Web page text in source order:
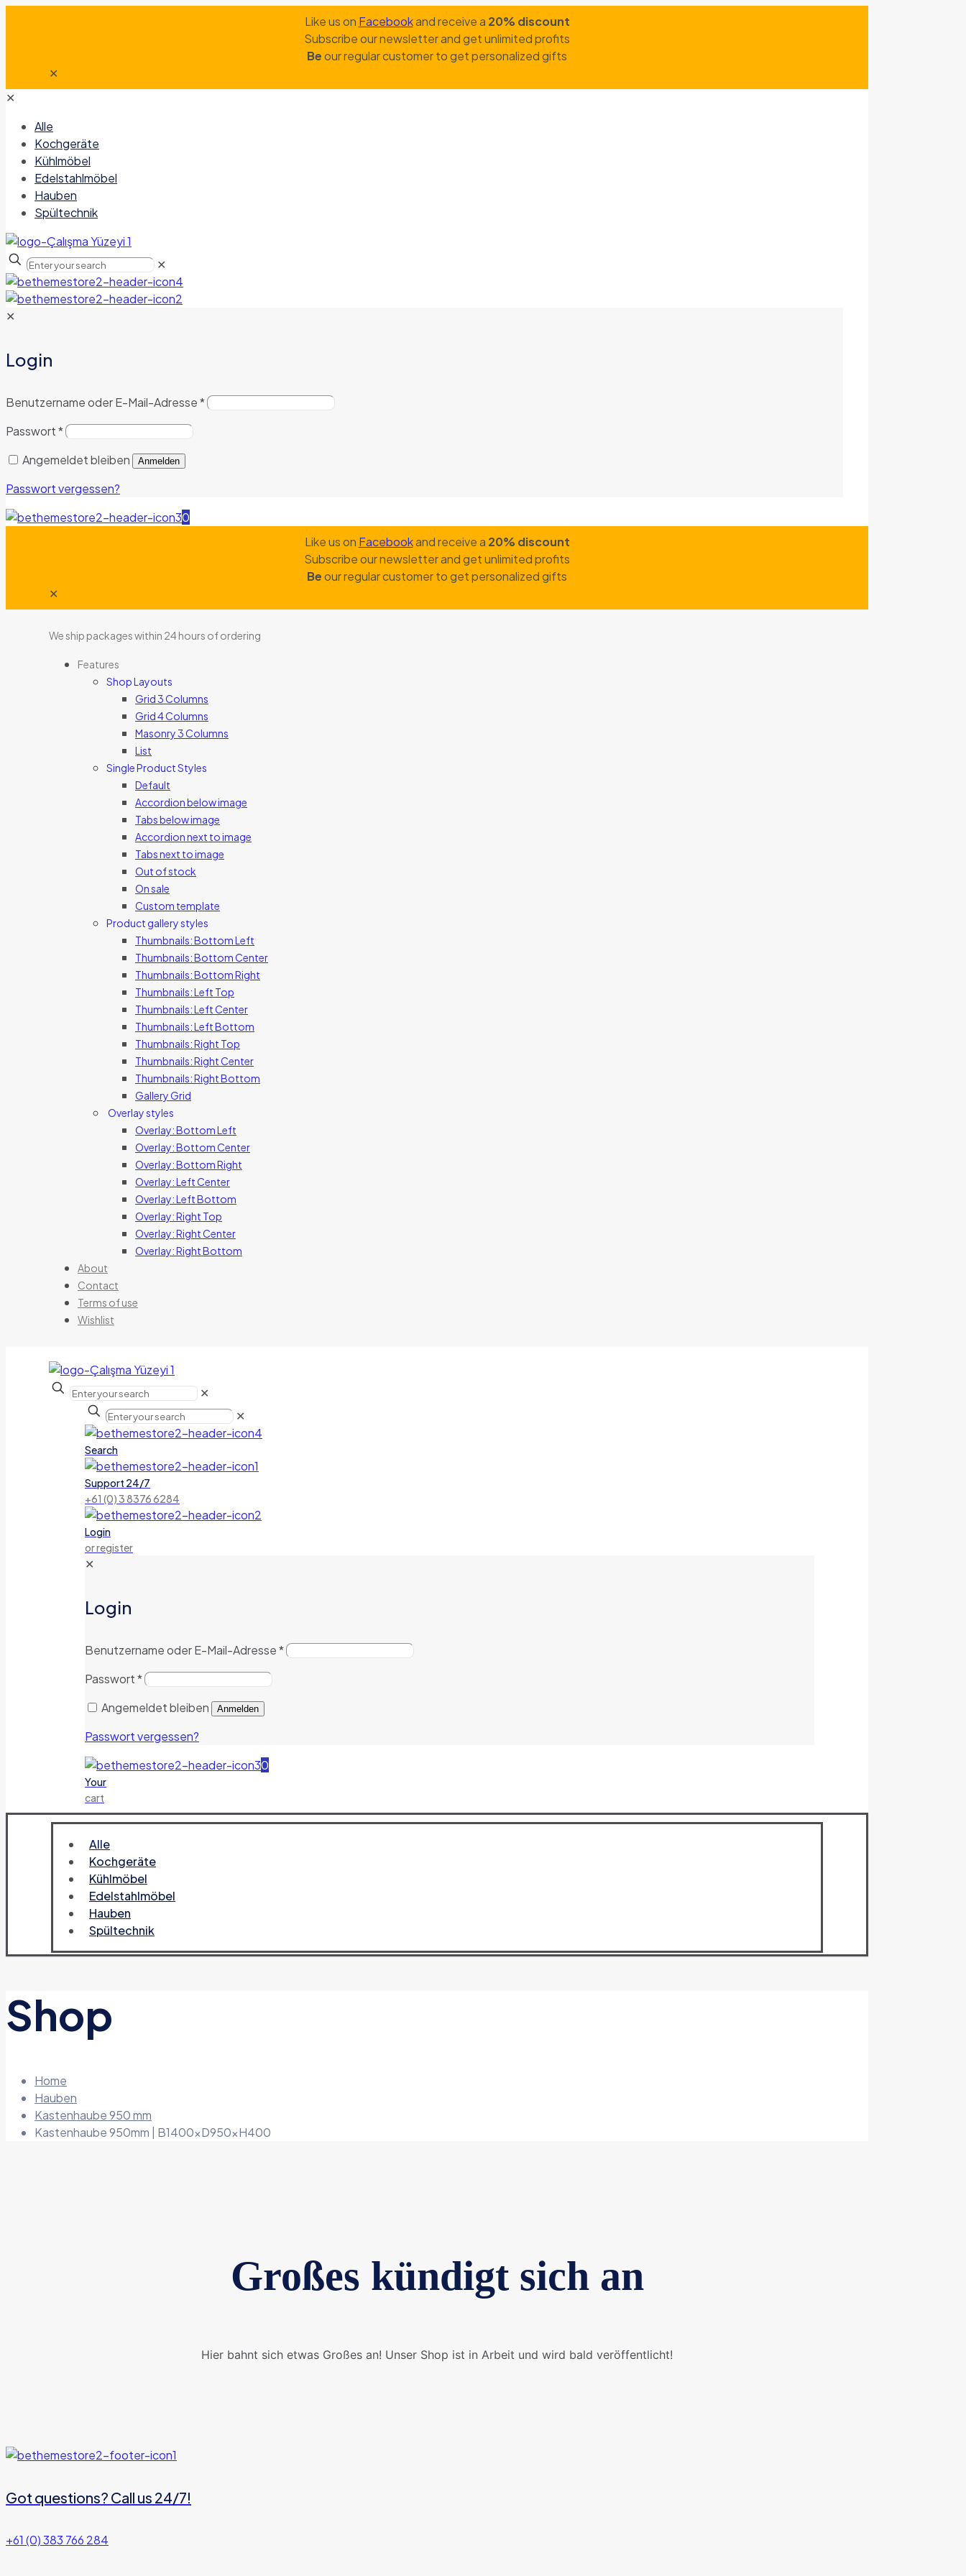
Like us on Facebookand receive a 20% discount
Subscribe our newsletter and get unlimited profits
Beour regular customer to get personalized gifts
✕
✕
Alle
Kochgeräte
Kühlmöbel
Edelstahlmöbel
Hauben
Spültechnik
✕
✕
Login
Benutzername oder E-Mail-Adresse*
Passwort*
Angemeldet bleiben
Anmelden
Passwort vergessen?
0
Like us on Facebookand receive a 20% discount
Subscribe our newsletter and get unlimited profits
Beour regular customer to get personalized gifts
✕
We ship packages within 24 hours of ordering
Features
Shop Layouts
Grid 3 Columns
Grid 4 Columns
Masonry 3 Columns
List
Single Product Styles
Default
Accordion below image
Tabs below image
Accordion next to image
Tabs next to image
Out of stock
On sale
Custom template
Product gallery styles
Thumbnails: Bottom Left
Thumbnails: Bottom Center
Thumbnails: Bottom Right
Thumbnails: Left Top
Thumbnails: Left Center
Thumbnails: Left Bottom
Thumbnails: Right Top
Thumbnails: Right Center
Thumbnails: Right Bottom
Gallery Grid
Overlay styles
Overlay: Bottom Left
Overlay: Bottom Center
Overlay: Bottom Right
Overlay: Left Center
Overlay: Left Bottom
Overlay: Right Top
Overlay: Right Center
Overlay: Right Bottom
About
Contact
Terms of use
Wishlist
✕
✕
Search
Support 24/7
+61 (0) 3 8376 6284
Login
or register
✕
Login
Benutzername oder E-Mail-Adresse*
Passwort*
Angemeldet bleiben
Anmelden
Passwort vergessen?
0
Your
cart
Alle
Kochgeräte
Kühlmöbel
Edelstahlmöbel
Hauben
Spültechnik
Shop
Home
Hauben
Kastenhaube 950 mm
Kastenhaube 950mm | B1400xD950xH400
Großes kündigt sich an
Hier bahnt sich etwas Großes an! Unser Shop ist in Arbeit und wird bald veröffentlicht!
Got questions? Call us 24/7!
+61 (0) 383 766 284